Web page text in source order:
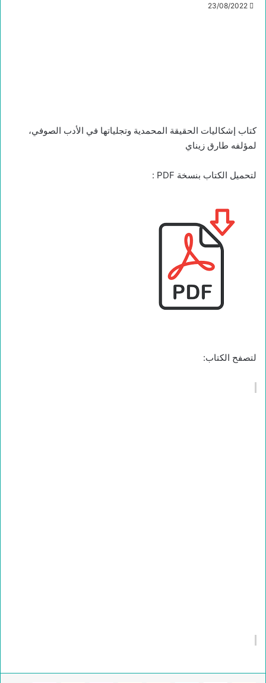
23/08/2022
كتاب إشكاليات الحقيقة المحمدية وتجلياتها في الأدب الصوفي،
لمؤلفه طارق زيناي
لتحميل الكتاب بنسخة PDF :
لتصفح الكتاب: